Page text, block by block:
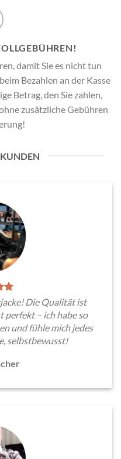
damit Sie es nicht tun
Bezahlen an der Kasse
Betrag, den Sie zahlen,
zusätzliche Gebühren
Die Qualität ist
perfekt – ich habe so
und fühle mich jedes
selbstbewusst!